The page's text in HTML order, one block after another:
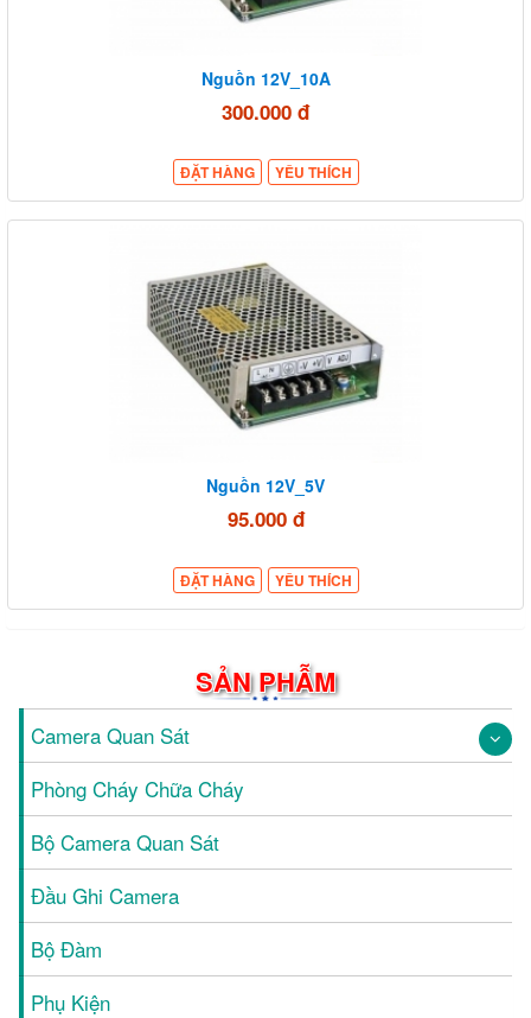
Nguồn 12V_10A
300.000 đ
ĐẶT HÀNG YÊU THÍCH
Nguồn 12V_5V
95.000 đ
ĐẶT HÀNG YÊU THÍCH
SẢN PHẪM
Camera Quan Sát
Phòng Cháy Chữa Cháy
Bộ Camera Quan Sát
Đầu Ghi Camera
Bộ Đàm
Phụ Kiện